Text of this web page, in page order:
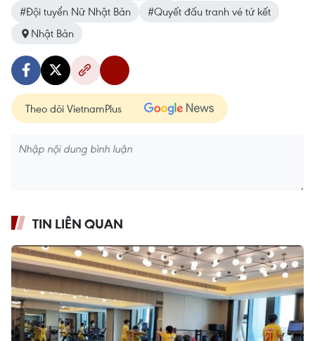
#Đội tuyển Nữ Nhật Bản
#Quyết đấu tranh vé tứ kết
Nhật Bản
Theo dõi VietnamPlus
TIN LIÊN QUAN